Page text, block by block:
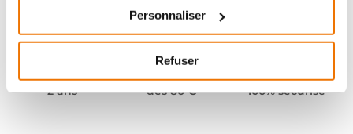
Personnaliser
Refuser
Pièces garanties
2 ans
Port offert
dès 80 €
Paiement
100% sécurisé